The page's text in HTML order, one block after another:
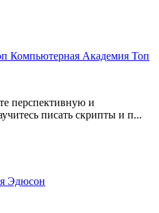
Компьютерная Академия Топ
перспективную и
писать скрипты и п...
Эдюсон